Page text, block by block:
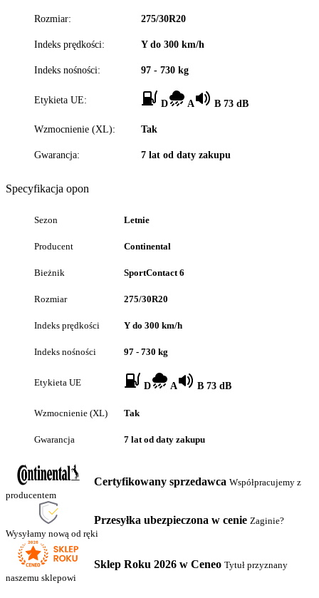
Rozmiar: 275/30R20
Indeks prędkości: Y do 300 km/h
Indeks nośności: 97 - 730 kg
Etykieta UE: D A B 73 dB
Wzmocnienie (XL): Tak
Gwarancja: 7 lat od daty zakupu
Specyfikacja opon
Sezon Letnie
Producent Continental
Bieżnik SportContact 6
Rozmiar 275/30R20
Indeks prędkości Y do 300 km/h
Indeks nośności 97 - 730 kg
Etykieta UE D A B 73 dB
Wzmocnienie (XL) Tak
Gwarancja 7 lat od daty zakupu
Certyfikowany sprzedawca Współpracujemy z
producentem
Przesyłka ubezpieczona w cenie Zaginie?
Wysyłamy nową od ręki
Sklep Roku 2026 w Ceneo Tytuł przyznany
naszemu sklepowi